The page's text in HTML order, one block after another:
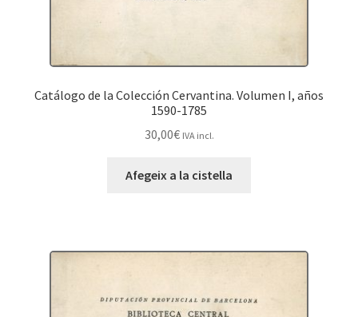
Catálogo de la Colección Cervantina. Volumen I, años
1590-1785
30,00€ IVA incl.
Afegeix a la cistella